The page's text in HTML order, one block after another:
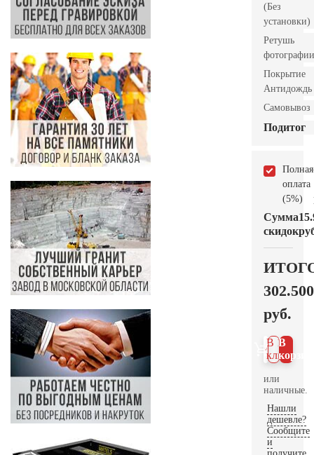
(Без
установки)
Ретушь
фотографии
Покрытие
Антидождь
Самовывоз
Подитог
Полная
оплата
(5%)
Сумма
скидок
302.500
руб.
В
В 1
клик
или
наличные.
Нашли
дешевле?
Сообщите
и